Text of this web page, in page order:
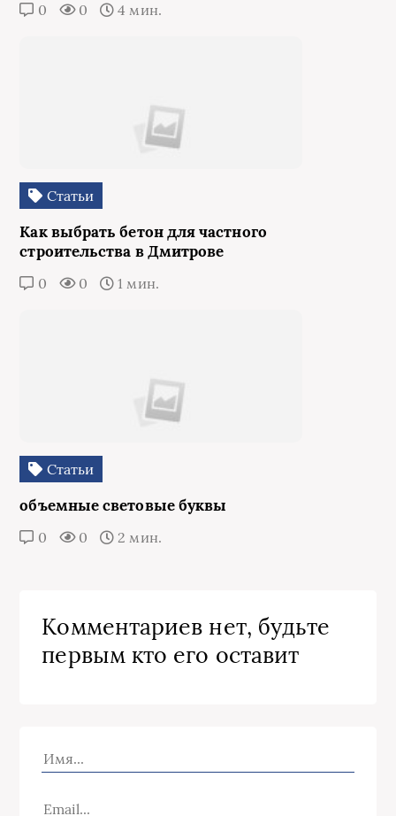
0 0 4 мин.
Статьи
Как выбрать бетон для частного
строительства в Дмитрове
0 0 1 мин.
Статьи
объемные световые буквы
0 0 2 мин.
Комментариев нет, будьте
первым кто его оставит